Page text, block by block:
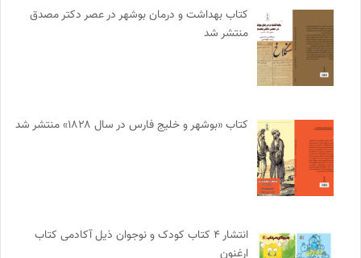
کتاب بهداشت و درمان بوشهر در عصر دکتر مصدق
منتشر شد
کتاب «بوشهر و خلیج فارس در سال ۱۸۲۸» منتشر شد
انتشار ۴ کتاب کودک و نوجوان ذیل آکادمی کتاب
ارغنون